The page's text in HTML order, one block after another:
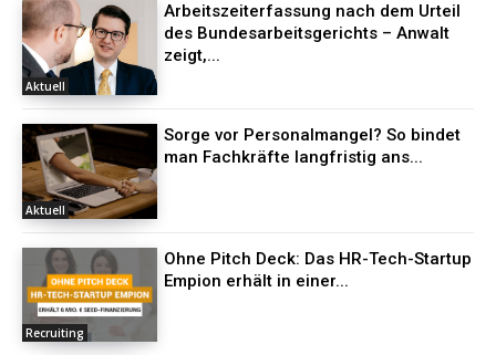
Aktuell
Arbeitszeiterfassung nach dem Urteil
des Bundesarbeitsgerichts – Anwalt
zeigt,...
Aktuell
Sorge vor Personalmangel? So bindet
man Fachkräfte langfristig ans...
Recruiting
Ohne Pitch Deck: Das HR-Tech-Startup
Empion erhält in einer...